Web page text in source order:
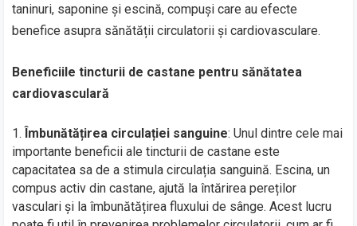
taninuri, saponine și escină, compuși care au efecte
benefice asupra sănătății circulatorii și cardiovasculare.
Beneficiile tincturii de castane pentru sănătatea
cardiovasculară
Îmbunătățirea circulației sanguine: Unul dintre cele mai
importante beneficii ale tincturii de castane este
capacitatea sa de a stimula circulația sanguină. Escina, un
compus activ din castane, ajută la întărirea pereților
vasculari și la îmbunătățirea fluxului de sânge. Acest lucru